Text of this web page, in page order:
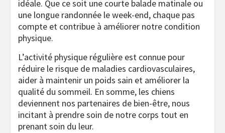
idéale. Que ce soit une courte balade matinale ou
une longue randonnée le week-end, chaque pas
compte et contribue à améliorer notre condition
physique.
L’activité physique régulière est connue pour
réduire le risque de maladies cardiovasculaires,
aider à maintenir un poids sain et améliorer la
qualité du sommeil. En somme, les chiens
deviennent nos partenaires de bien-être, nous
incitant à prendre soin de notre corps tout en
prenant soin du leur.